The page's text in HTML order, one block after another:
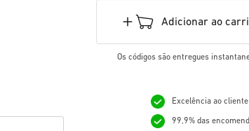
Adicionar ao
Os códigos são entregues
Excelência ao
99,9% das